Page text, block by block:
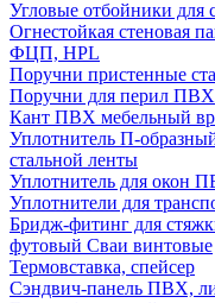
Угловые отбойники
Огнестойкая стеновая
ФЦП, HPL
Поручни пристенные
Поручни для перил ПВХ
Кант ПВХ мебельный
Уплотнитель П-
стальной ленты
Уплотнитель для окон
Уплотнители для
Бридж-фитинг для
футовый Сваи винтовые
Термовставка, спейсер
Сэндвич-панель ПВХ,